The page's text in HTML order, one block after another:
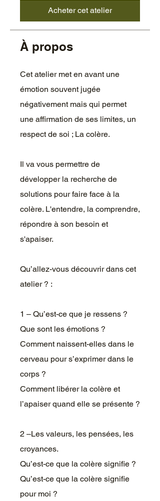
Acheter cet atelier
À propos
Cet atelier met en avant une
émotion souvent jugée
négativement mais qui permet
une affirmation de ses limites, un
respect de soi ; La colère.
Il va vous permettre de
développer la recherche de
solutions pour faire face à la
colère. L'entendre, la comprendre,
répondre à son besoin et
s'apaiser.
Qu’allez-vous découvrir dans cet
atelier ? :
1 – Qu’est-ce que je ressens ?
Que sont les émotions ?
Comment naissent-elles dans le
cerveau pour s’exprimer dans le
corps ?
Comment libérer la colère et
l’apaiser quand elle se présente ?
2 –Les valeurs, les pensées, les
croyances.
Qu’est-ce que la colère signifie ?
Qu’est-ce que la colère signifie
pour moi ?